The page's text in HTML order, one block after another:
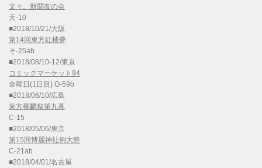
文々。新聞友の会
天-10
■2018/10/21/大阪
第14回東方紅楼夢
そ-25ab
■2018/08/10-12/東京
コミックマーケット94
金曜日(1日目) O-59b
■2018/06/10/広島
東方椰麟祭第九幕
C-15
■2018/05/06/東京
第15回博麗神社例大祭
C-21ab
■2018/04/01/名古屋